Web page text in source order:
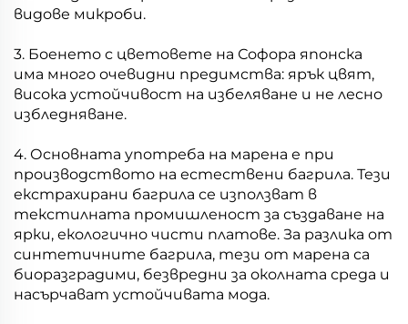
видове микроби.
3. Боенето с цветовете на Софора японска
има много очевидни предимства: ярък цвят,
висока устойчивост на избеляване и не лесно
избледняване.
4. Основната употреба на марена е при
производството на естествени багрила. Тези
екстрахирани багрила се използват в
текстилната промишленост за създаване на
ярки, екологично чисти платове. За разлика от
синтетичните багрила, тези от марена са
биоразградими, безвредни за околната среда и
насърчават устойчивата мода.